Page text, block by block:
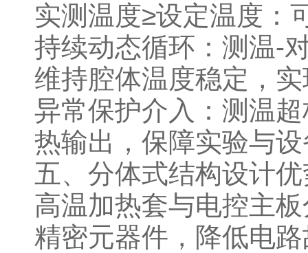
实测温度≥设定温度
持续动态循环：测温-
维持腔体温度稳定，
异常保护介入：测温
热输出，保障实验与
五、分体式结构设计
高温加热套与电控主
精密元器件，降低电